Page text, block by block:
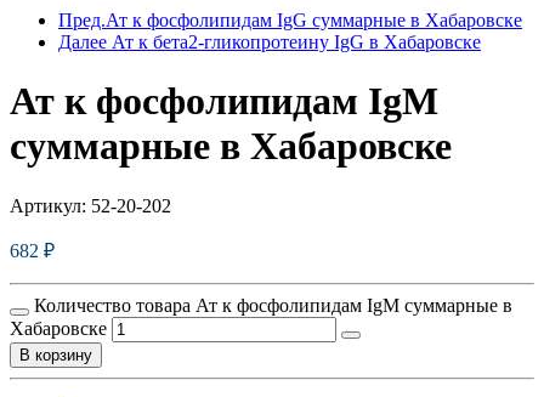
Пред.Ат к фосфолипидам IgG суммарные в Хабаровске
Далее Ат к бета2-гликопротеину IgG в Хабаровске
Ат к фосфолипидам IgM
суммарные в Хабаровске
Артикул: 52-20-202
682 ₽
Количество товара Ат к фосфолипидам IgM суммарные в
Хабаровске
В корзину